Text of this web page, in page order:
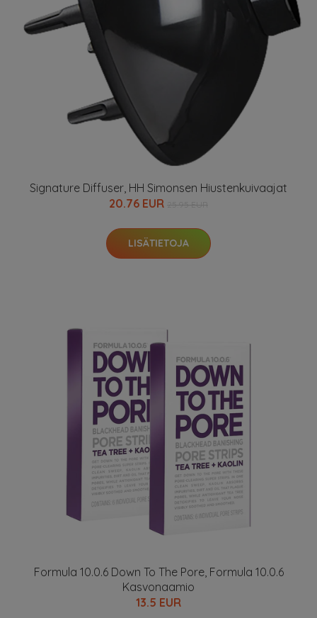
Signature Diffuser, HH Simonsen Hiustenkuivaajat
20.76 EUR
LISÄTIETOJA
Formula 10.0.6 Down To The Pore, Formula 10.0.6
Kasvonaamio
13.5 EUR